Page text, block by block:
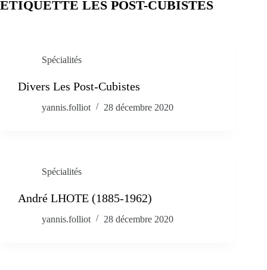
ÉTIQUETTE LES POST-CUBISTES
Spécialités
Divers Les Post-Cubistes
yannis.folliot 28 décembre 2020
Spécialités
André LHOTE (1885-1962)
yannis.folliot 28 décembre 2020